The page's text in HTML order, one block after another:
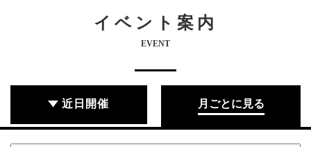
イベント案内
EVENT
近日開催 月ごとに見る